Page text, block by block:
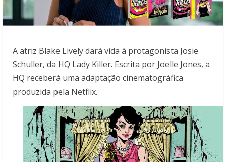
A atriz Blake Lively dará vida à protagonista Josie
Schuller, da HQ Lady Killer. Escrita por Joelle Jones, a
HQ receberá uma adaptação cinematográfica
produzida pela Netflix.